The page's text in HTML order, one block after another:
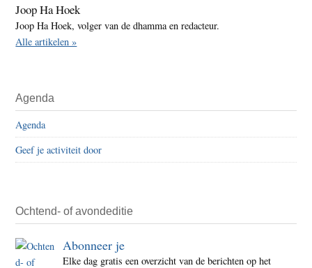
Joop Ha Hoek
Joop Ha Hoek, volger van de dhamma en redacteur.
Alle artikelen »
Agenda
Agenda
Geef je activiteit door
Ochtend- of avondeditie
Abonneer je
Elke dag gratis een overzicht van de berichten op het